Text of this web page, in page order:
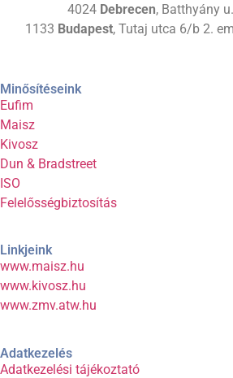
4024 Debrecen, Batthyány
1133 Budapest, Tutaj utca 6/b 2.
Minősítéseink
Eufim
Maisz
Kivosz
Dun & Bradstreet
ISO
Felelősségbiztosítás
Linkjeink
www.maisz.hu
www.kivosz.hu
www.zmv.atw.hu
Adatkezelés
Adatkezelési tájékoztató